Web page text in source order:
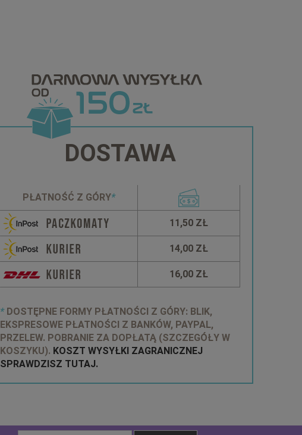
DOSTAWA
PŁATNOŚĆ Z GÓRY*
11,50 ZŁ
14,00 ZŁ
16,00 ZŁ
* DOSTĘPNE FORMY PŁATNOŚCI Z GÓRY: BLIK,
EKSPRESOWE PŁATNOŚCI Z BANKÓW, PAYPAL,
PRZELEW. POBRANIE ZA DOPŁATĄ (SZCZEGÓŁY W
KOSZYKU). KOSZT WYSYŁKI ZAGRANICZNEJ
SPRAWDZISZ TUTAJ.